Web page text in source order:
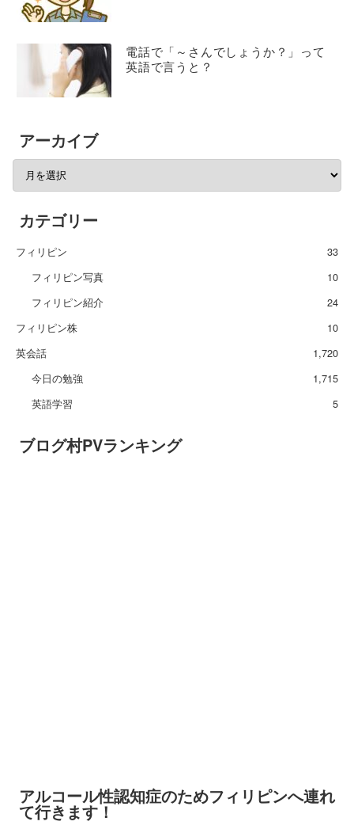
電話で「～さんでしょうか？」って
英語で言うと？
アーカイブ
カテゴリー
フィリピン
33
フィリピン写真
10
フィリピン紹介
24
フィリピン株
10
英会話
1,720
今日の勉強
1,715
英語学習
5
ブログ村PVランキング
アルコール性認知症のためフィリピンへ連れ
て行きます！